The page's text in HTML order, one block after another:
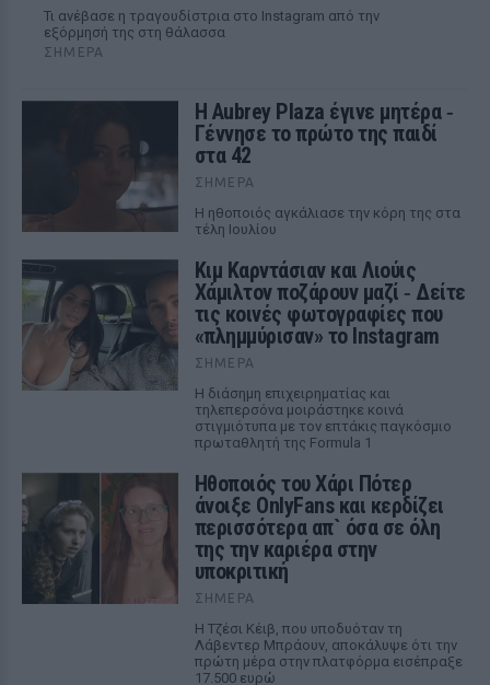
Τι ανέβασε η τραγουδίστρια στο Instagram από την
εξόρμησή της στη θάλασσα
ΣΉΜΕΡΑ
Η Aubrey Plaza έγινε μητέρα ‑
Γέννησε το πρώτο της παιδί
στα 42
ΣΉΜΕΡΑ
Η ηθοποιός αγκάλιασε την κόρη της στα
τέλη Ιουλίου
Κιμ Καρντάσιαν και Λιούις
Χάμιλτον ποζάρουν μαζί ‑ Δείτε
τις κοινές φωτογραφίες που
«πλημμύρισαν» το Instagram
ΣΉΜΕΡΑ
Η διάσημη επιχειρηματίας και
τηλεπερσόνα μοιράστηκε κοινά
στιγμιότυπα με τον επτάκις παγκόσμιο
πρωταθλητή της Formula 1
Ηθοποιός του Χάρι Πότερ
άνοιξε OnlyFans και κερδίζει
περισσότερα απ` όσα σε όλη
της την καριέρα στην
υποκριτική
ΣΉΜΕΡΑ
Η Τζέσι Κέιβ, που υποδυόταν τη
Λάβεντερ Μπράουν, αποκάλυψε ότι την
πρώτη μέρα στην πλατφόρμα εισέπραξε
17.500 ευρώ